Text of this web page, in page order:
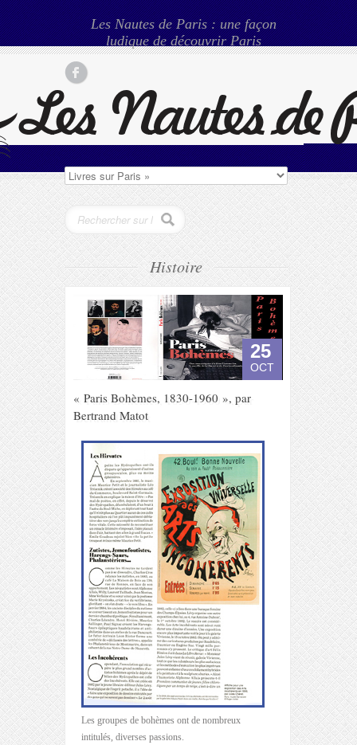
Les Nautes de Paris : une façon
ludique de découvrir Paris
Histoire
25
OCT
« Paris Bohèmes, 1830-1960 », par
Bertrand Matot
Les groupes de bohèmes ont de nombreux
intitulés, diverses passions.